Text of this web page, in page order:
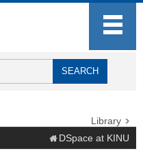
Library
DSpace at KINU